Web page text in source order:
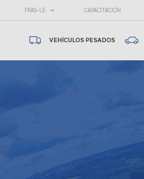
FRAS-LE CAPACITACIÓN
VEHÍCULOS PESADOS